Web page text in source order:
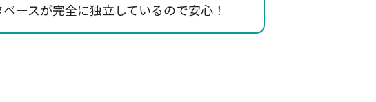
ースが完全に独立しているので安心！